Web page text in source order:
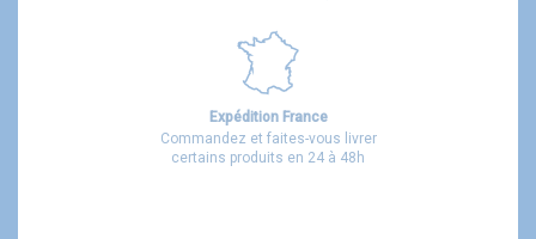
Expédition France
Commandez et faites-vous livrer
certains produits en 24 à 48h